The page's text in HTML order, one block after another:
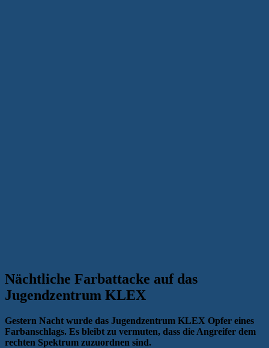
Nächtliche Farbattacke auf das
Jugendzentrum KLEX
Gestern Nacht wurde das Jugendzentrum KLEX Opfer eines
Farbanschlags. Es bleibt zu vermuten, dass die Angreifer dem
rechten Spektrum zuzuordnen sind.